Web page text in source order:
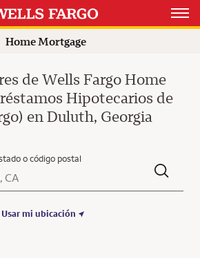
Open
Home Mortgage
de Wells Fargo Home
Hipotecarios de
en Duluth, Georgia
o código postal
Código postal o Ciudad y País
Usar mi ubicación